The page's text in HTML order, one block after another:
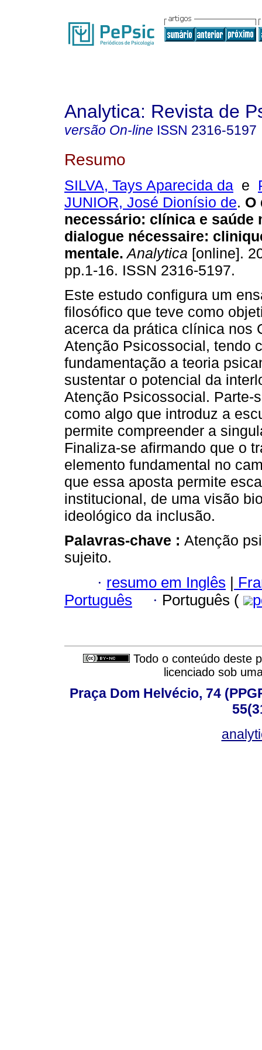
Analytica: Revista de
versão On-line ISSN 2316-5197
Resumo
SILVA, Tays Aparecida da e
JUNIOR, José Dionísio de. O
necessário: clínica e saúde
dialogue nécessaire:
mentale. Analytica [online].
pp.1-16. ISSN 2316-5197.
Este estudo configura um
filosófico que teve como
acerca da prática clínica nos
Atenção Psicossocial, tendo
fundamentação a teoria
sustentar o potencial da
Atenção Psicossocial. Parte-
como algo que introduz a
permite compreender a
Finaliza-se afirmando que o
elemento fundamental no
que essa aposta permite
institucional, de uma visão
ideológico da inclusão.
Palavras-chave : Atenção
sujeito.
· resumo em Inglês |
Português
· Português (
Todo o conteúdo deste
licenciado sob
Praça Dom Helvécio, 74